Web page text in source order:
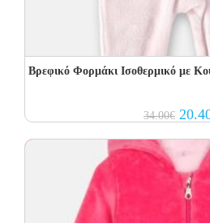
Βρεφικό Φορμάκι Ισοθερμικό με
34.00€
price